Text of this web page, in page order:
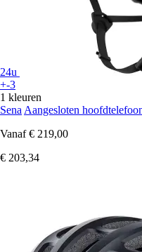
24u
+-3
1 kleuren
Sena Aangesloten
Vanaf € 219,00
€ 203,34